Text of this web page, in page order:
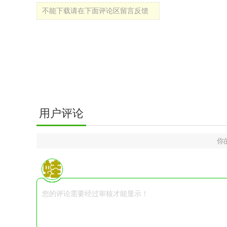
不能下载请在下面评论区留言反馈
用户评论
你